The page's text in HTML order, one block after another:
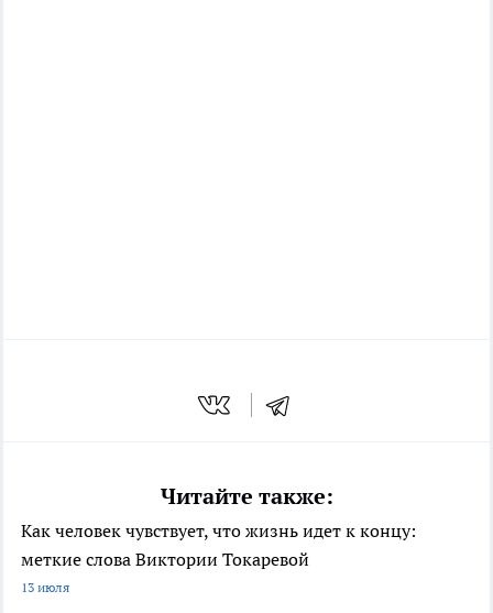
Читайте также:
Как человек чувствует, что жизнь идет к концу:
меткие слова Виктории Токаревой
13 июля